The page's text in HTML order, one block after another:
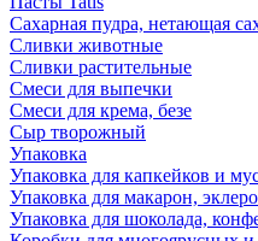
Сахарная пудра, нетающая
Сливки животные
Сливки растительные
Смеси для выпечки
Смеси для крема, безе
Сыр творожный
Упаковка
Упаковка для капкейков и
Упаковка для макарон,
Упаковка для шоколада,